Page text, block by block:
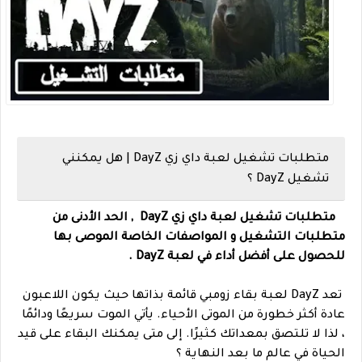
متطلبات تشغيل لعبة داي زي DayZ | هل يمكنني
تشغيل DayZ ؟
متطلبات تشغيل لعبة داي زي DayZ , الحد الأدنى من
متطلبات التشغيل و المواصفات الخاصة الموصى بها
للحصول على أفضل أداء في لعبة DayZ .
تعد DayZ لعبة بقاء زومبي قائمة بذاتها حيث يكون اللاعبون
عادة أكثر خطورة من الموتى الأحياء. يأتي الموت سريعًا ودائمًا
، لذا لا تلتصق بمعداتك كثيرًا. إلى متى يمكنك البقاء على قيد
الحياة في عالم ما بعد النهاية ؟